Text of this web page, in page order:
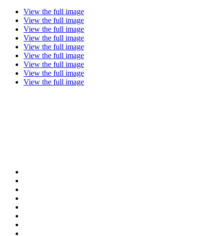
View the full image
View the full image
View the full image
View the full image
View the full image
View the full image
View the full image
View the full image
View the full image